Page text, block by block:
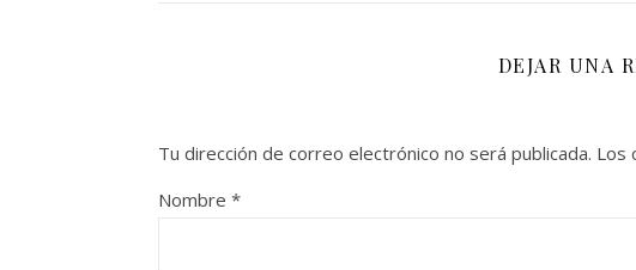
DEJAR UNA
Tu dirección de correo electrónico no será publicada. Los
Nombre *